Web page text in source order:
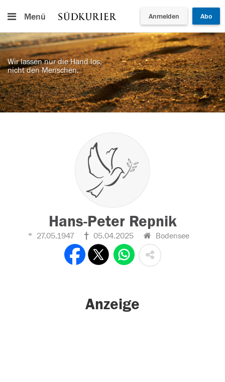
Menü Anmelden Abo
Wir lassen nur die Hand los,
nicht den Menschen.
Hans-Peter Repnik
27.05.1947 05.04.2025 Bodensee
Anzeige